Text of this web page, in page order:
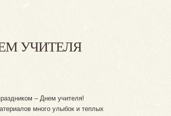
УЧИТЕЛЯ
– Днем учителя!
много улыбок и теплых